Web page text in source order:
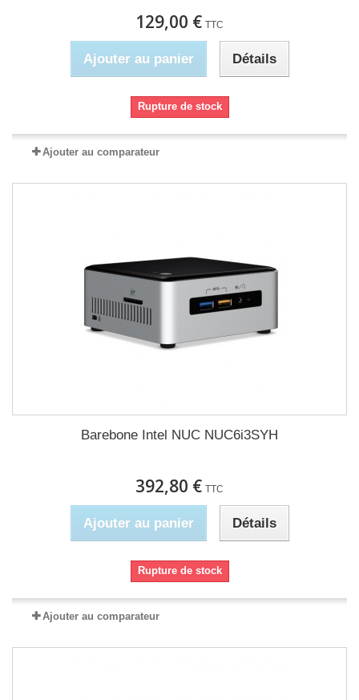
129,00 € TTC
Ajouter au panier Détails
Rupture de stock
Ajouter au comparateur
Barebone Intel NUC NUC6i3SYH
392,80 € TTC
Ajouter au panier Détails
Rupture de stock
Ajouter au comparateur